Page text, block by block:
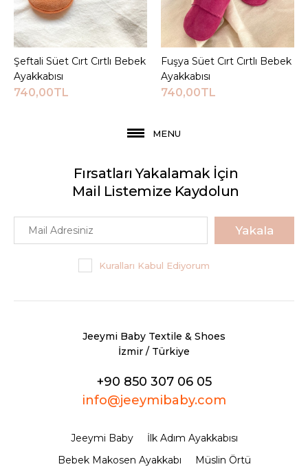
Sepete Ekle
Şeftali Süet Cırt Cırtlı Bebek
Ayakkabısı
740,00TL
Sepete Ekle
Fuşya Süet Cırt Cırtlı Bebek
Ayakkabısı
740,00TL
MENU
Fırsatları Yakalamak İçin
Mail Listemize Kaydolun
Yakala
Kuralları Kabul Ediyorum
Jeeymi Baby Textile & Shoes
İzmir / Türkiye
+90 850 307 06 05
info@jeeymibaby.com
Jeeymi Baby
İlk Adım Ayakkabısı
Bebek Makosen Ayakkabı
Müslin Örtü